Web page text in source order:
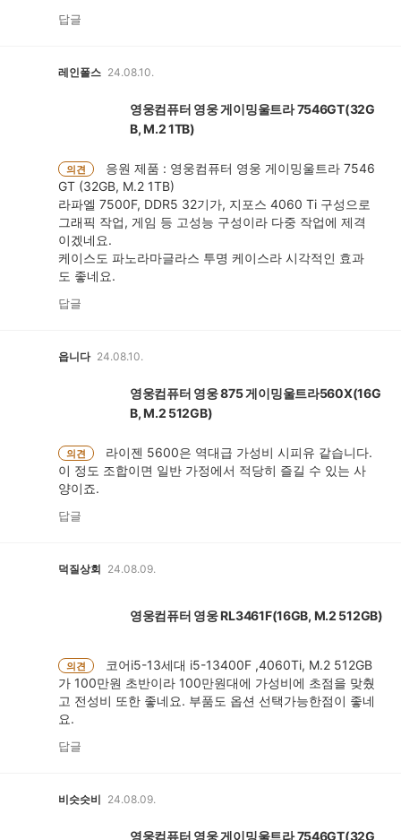
답글
레인폴스 24.08.10.
영웅컴퓨터 영웅 게이밍울트라 7546GT(32G
B, M.2 1TB)
의견
응원 제품 : 영웅컴퓨터 영웅 게이밍울트라 7546
GT (32GB, M.2 1TB)
라파엘 7500F, DDR5 32기가, 지포스 4060 Ti 구성으로
그래픽 작업, 게임 등 고성능 구성이라 다중 작업에 제격
이겠네요.
케이스도 파노라마글라스 투명 케이스라 시각적인 효과
도 좋네요.
답글
읍니다 24.08.10.
영웅컴퓨터 영웅 875 게이밍울트라560X(16G
B, M.2 512GB)
의견
라이젠 5600은 역대급 가성비 시피유 같습니다.
이 정도 조합이면 일반 가정에서 적당히 즐길 수 있는 사
양이죠.
답글
덕질상회 24.08.09.
영웅컴퓨터 영웅 RL3461F(16GB, M.2 512GB)
의견
코어i5-13세대 i5-13400F ,4060Ti, M.2 512GB
가 100만원 초반이라 100만원대에 가성비에 초점을 맞췄
고 전성비 또한 좋네요. 부품도 옵션 선택가능한점이 좋네
요.
답글
비슷슷비 24.08.09.
영웅컴퓨터 영웅 게이밍울트라 7546GT(32G